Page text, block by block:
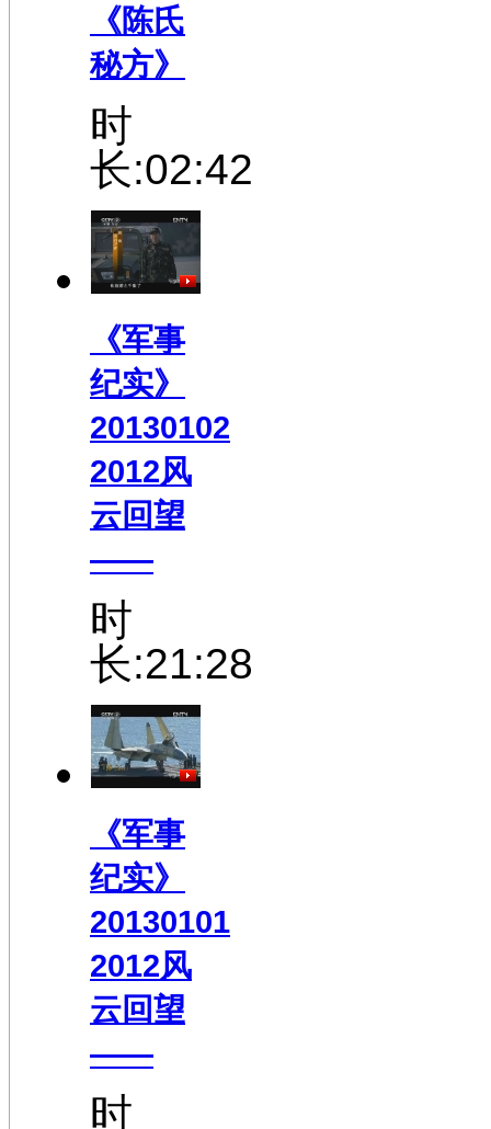
《陈氏
秘方》
时
长:02:42
《军事
纪实》
20130102
2012风
云回望
——
时
长:21:28
《军事
纪实》
20130101
2012风
云回望
——
时